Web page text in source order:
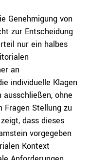
Genehmigung von
zur Entscheidung
nur ein halbes
an
individuelle Klagen
ohne
Fragen Stellung zu
dass dieses
vorgegeben
Kontext